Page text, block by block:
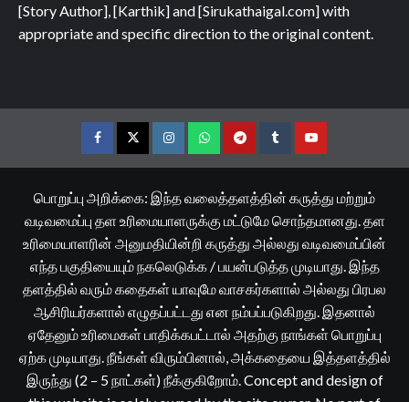
[Story Author], [Karthik] and [Sirukathaigal.com] with
appropriate and specific direction to the original content.
FacebookTwitterInstagramWhatsappTelegramTumblrYouTube
பொறுப்பு அறிக்கை: இந்த வலைத்தளத்தின் கருத்து மற்றும்
வடிவமைப்பு தள உரிமையாளருக்கு மட்டுமே சொந்தமானது. தள
உரிமையாளரின் அனுமதியின்றி கருத்து அல்லது வடிவமைப்பின்
எந்த பகுதியையும் நகலெடுக்க / பயன்படுத்த முடியாது. இந்த
தளத்தில் வரும் கதைகள் யாவுமே வாசகர்களால் அல்லது பிரபல
ஆசிரியர்களால் எழுதப்பட்டது என நம்பப்படுகிறது. இதனால்
ஏதேனும் உரிமைகள் பாதிக்கபட்டால் அதற்கு நாங்கள் பொறுப்பு
ஏற்க முடியாது. நீங்கள் விரும்பினால், அக்கதையை இத்தளத்தில்
இருந்து (2 – 5 நாட்கள்) நீக்குகிறோம். Concept and design of